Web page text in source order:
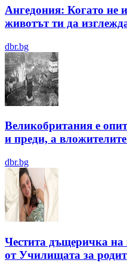
Ангедония: Когато не
животът ти да
dbr.bg
Великобритания е
и преди, а
dbr.bg
Честита дъщеричка на
от Училищата за